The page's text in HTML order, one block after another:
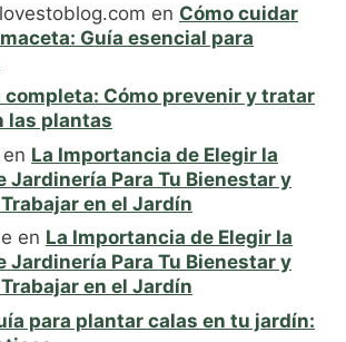
en Cómo cuidar
Guía esencial para
completa: Cómo prevenir y tratar
las plantas
en La Importancia de Elegir la
Jardinería Para Tu Bienestar y
en el Jardín
en La Importancia de Elegir la
Jardinería Para Tu Bienestar y
en el Jardín
para plantar calas en tu jardín: